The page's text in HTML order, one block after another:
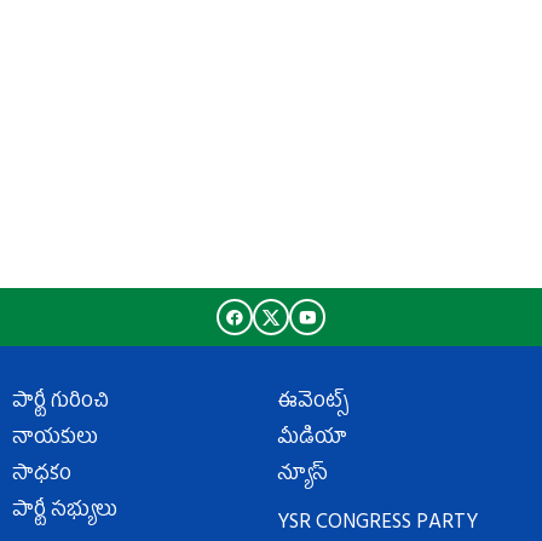
పార్టీ గురించి
నాయకులు
సాధకం
పార్టీ సభ్యులు
ఈవెంట్స్
మీడియా
న్యూస్
YSR CONGRESS PARTY